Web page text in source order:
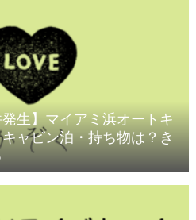
発生】マイアミ浜オートキ
ャビン泊・持ち物は？き